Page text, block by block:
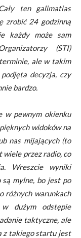
ten galimatias
zrobić 24 godzinną
każdy może sam
(STI)
ale w takim
decyzja, czy
bardzo.
w pewnym okienku
widoków na
nas mijających (to
wiele przez radio, co
Wreszcie wyniki
są mylne, bo jest po
różnych warunkach
dużym odstępie
taktyczne, ale
z takiego startu jest